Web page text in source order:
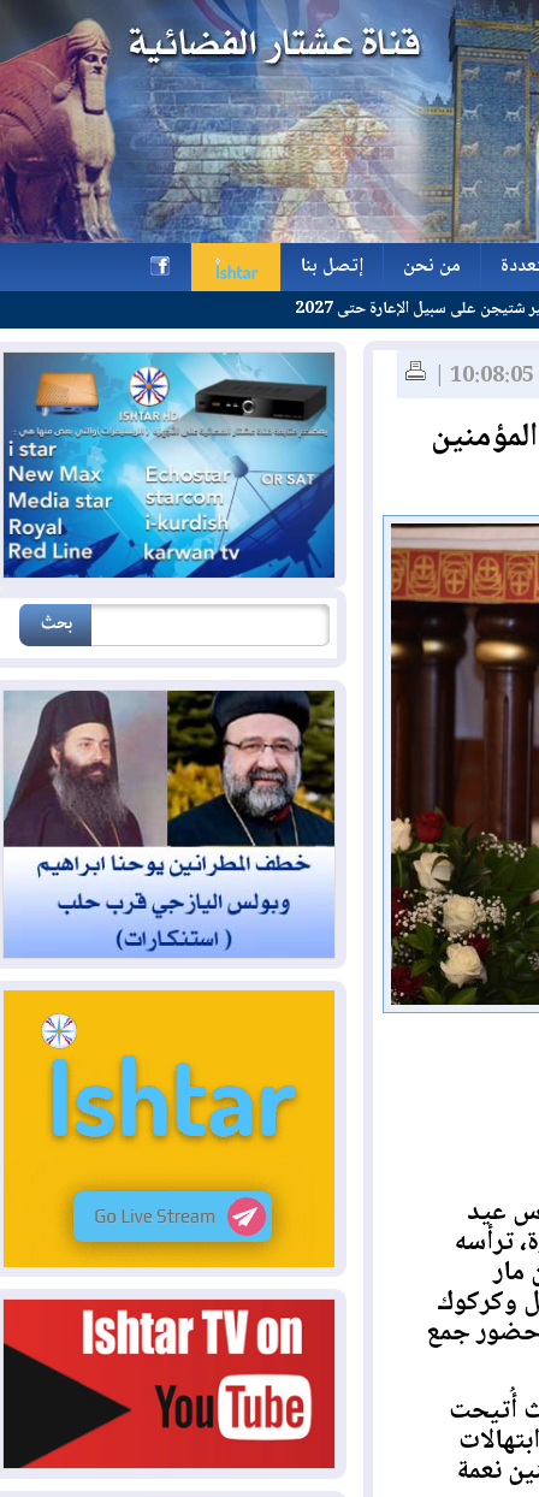
من نحن
من نحن
إتصل بنا
إتصل بنا
حتى 2027
٢٠٢٦ بقداس عيد
جمع
h